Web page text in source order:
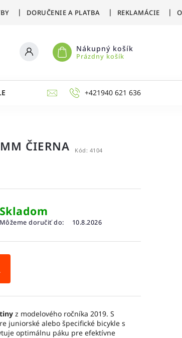
DORUČENIE A PLATBA REKLAMÁCIE
Nákupný košík
Prázdny košík
ŠPORTY ZIMNÉ ŠPORTY
+421940 621 636
ČIERNA Kód: 4104
Skladom
Môžeme doručiť do: 10.8.2026
z modelového ročníka 2019. S
juniorské alebo špecifické bicykle s
optimálnu páku pre efektívne